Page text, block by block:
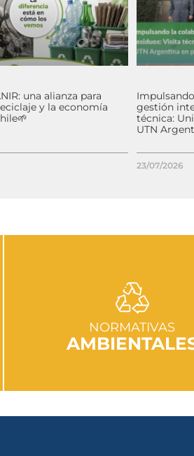
una alianza para
y la economía
gestión
técnica:
UTN
23/07/2026
NORMATIVAS
IR A SECCIÓN